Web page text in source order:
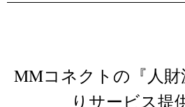
MMコネクトの『人財
りサービス提